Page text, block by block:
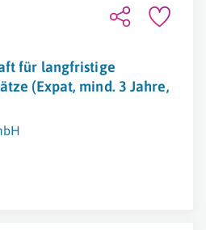
für langfristige
(Expat, mind. 3 Jahre,